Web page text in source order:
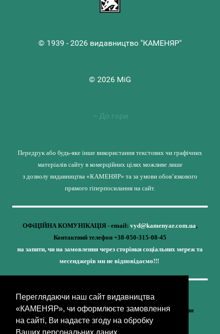
Переглядаючи наш сайт видавництва
«КАМЕНЯР», чи оформлюєте замовлення
на сайті, Ви надаєте згоду на обробку
Ваших персональних даних.
© 1939 - 2026 видавництво "КАМЕНЯР"
© 2026 MiG
До гори
Передрук або будь-яке інше використання текстових чи графічних
матеріалів сайту в комерційних цілях можливе лише
з дозволу видавництва «КАМЕНЯР» та за умови обов’язкового
прямого гіперпосилання на сайт.
ОФіЦІЙНА КОМУНІКАЦІЯ - email: vyd@kamenyar.com.ua,
Контактний телефон +38-050-315-08-45
на запити, чи на замовлення через сторінки соціальних мереж та
месенджерів ми не відповідаємо!!!
Кожне наше видання - це внесок у спротив,
у збереження ідентичності та неминучу перемогу України
(видавництво «КАМЕНЯР»)